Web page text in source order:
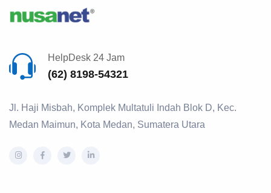
HelpDesk 24 Jam
(62) 8198-54321
Jl. Haji Misbah, Komplek Multatuli Indah Blok D, Kec.
Medan Maimun, Kota Medan, Sumatera Utara